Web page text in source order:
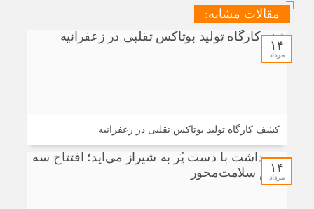
مقالات مشابه:
۱۴
مرداد
کشف کارگاه تولید بوتاکس تقلبی در زعفرانیه
۱۴
مرداد